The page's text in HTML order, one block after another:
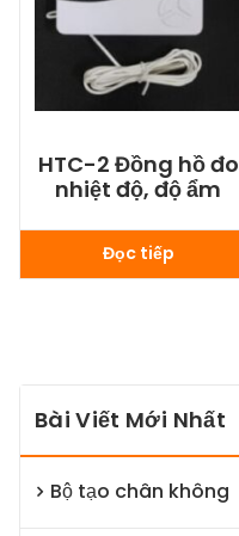
HTC-2 Đồng hồ đo
nhiệt độ, độ ẩm
Đọc tiếp
Bài Viết Mới Nhất
Bộ tạo chân không